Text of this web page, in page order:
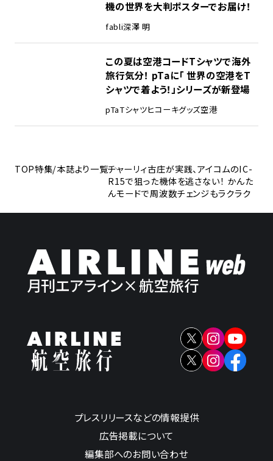
機の世界を大判ポスターでお届け！
fabli深澤 明
この夏は空港コードTシャツで海外
旅行気分！ pTaに「 世界の空港をT
シャツで着よう！」シリーズが新登場
pTaTシャツヒコーキグッズ空港
TOP特集/本誌より一覧チャーリィ古庄が実践、アイコムのIC-
R15で狙った機体を逃さない！ かんた
んモードで周波数チェンジもラクラク
プレスリリースなどの情報提供
広告掲載について
編集部へのお問い合わせ